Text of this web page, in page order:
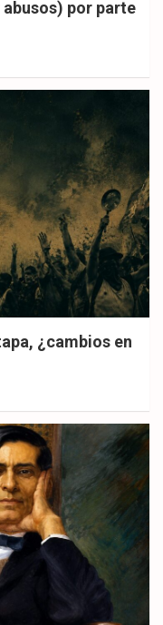
por parte
¿cambios en